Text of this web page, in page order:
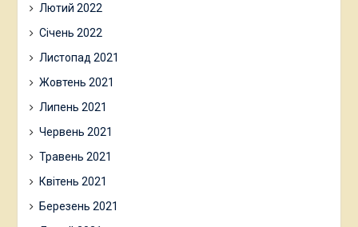
Лютий 2022
Січень 2022
Листопад 2021
Жовтень 2021
Липень 2021
Червень 2021
Травень 2021
Квітень 2021
Березень 2021